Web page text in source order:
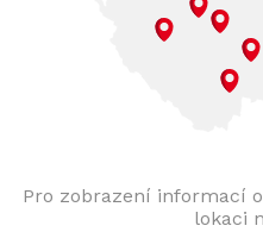
Pro zobrazení informací
lokaci